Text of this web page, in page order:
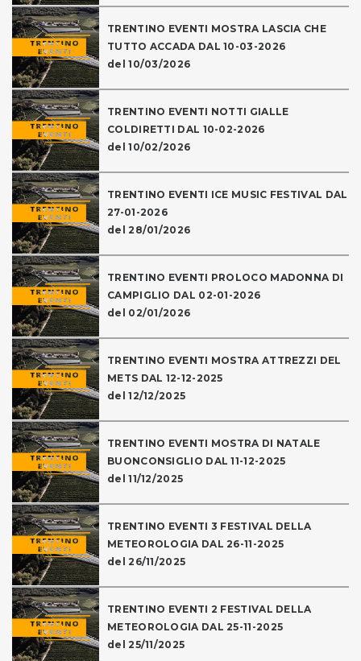
TRENTINO EVENTI MOSTRA LASCIA CHE
TUTTO ACCADA DAL 10-03-2026
del 10/03/2026
TRENTINO EVENTI NOTTI GIALLE
COLDIRETTI DAL 10-02-2026
del 10/02/2026
TRENTINO EVENTI ICE MUSIC FESTIVAL DAL
27-01-2026
del 28/01/2026
TRENTINO EVENTI PROLOCO MADONNA DI
CAMPIGLIO DAL 02-01-2026
del 02/01/2026
TRENTINO EVENTI MOSTRA ATTREZZI DEL
METS DAL 12-12-2025
del 12/12/2025
TRENTINO EVENTI MOSTRA DI NATALE
BUONCONSIGLIO DAL 11-12-2025
del 11/12/2025
TRENTINO EVENTI 3 FESTIVAL DELLA
METEOROLOGIA DAL 26-11-2025
del 26/11/2025
TRENTINO EVENTI 2 FESTIVAL DELLA
METEOROLOGIA DAL 25-11-2025
del 25/11/2025